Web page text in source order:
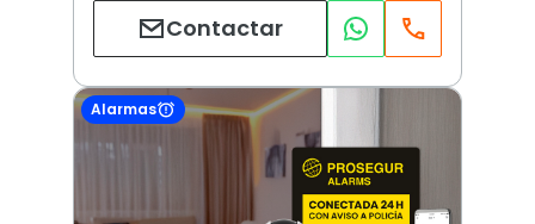
Contactar
Alarmas